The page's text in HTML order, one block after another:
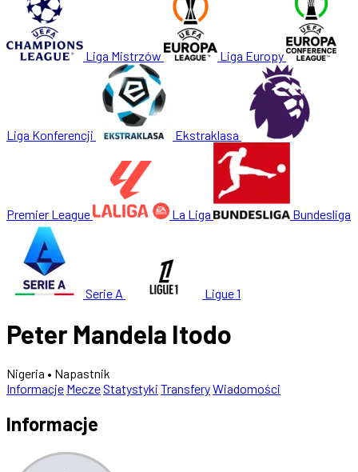
Liga Mistrzów Liga Europy
Liga Konferencji Ekstraklasa
Premier League La Liga Bundesliga
Serie A Ligue 1
Peter Mandela Itodo
Nigeria • Napastnik
Informacje MeczeStatystyki TransferyWiadomości
Informacje